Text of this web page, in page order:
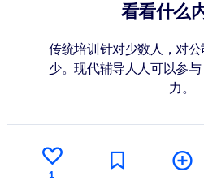
面向人工智能系统
结果。
看看什么
传统培训针对少数人，对
少。现代辅导人人可以参
力。
1